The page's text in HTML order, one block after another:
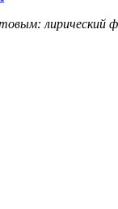
лирический